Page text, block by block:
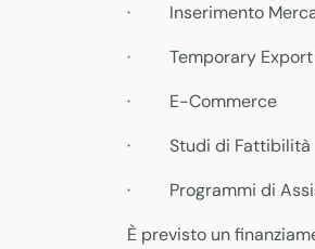
· Inserimento
· Temporary Export
· E-Commerce
· Studi di Fattibilità
· Programmi di
È previsto un